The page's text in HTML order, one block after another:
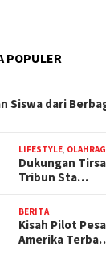
POPULER
Siswa dari
LIFESTYLE,
Dukungan
Tribun Sta…
BERITA
Kisah Pilot
Amerika